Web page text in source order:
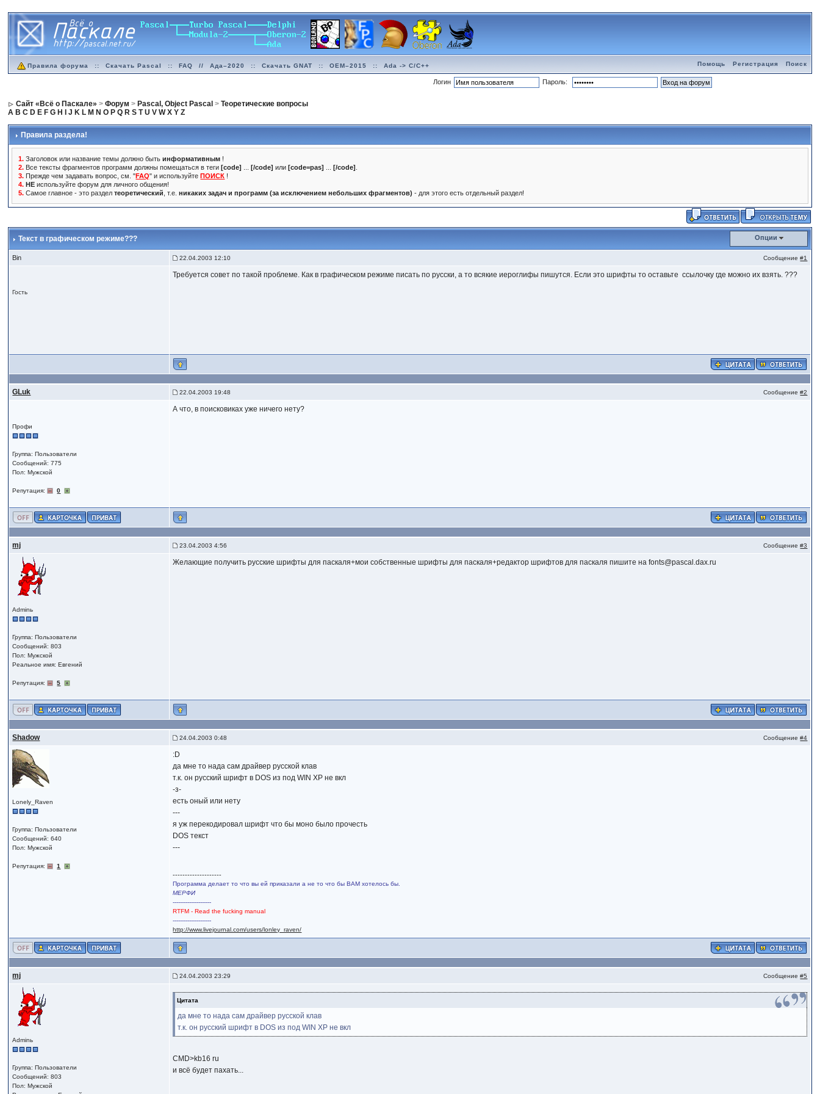
Правила форума :: Скачать Pascal :: FAQ // Ада–2020 :: Скачать GNAT :: OEM–2015 :: Ada -> C/C++ Помощь Регистрация Поиск
Логин Пароль:
Сайт «Всё о Паскале» >Форум > Pascal, Object Pascal >Теоретические вопросы
A B C D E F G H J K L M N O P Q R S T U V W X Y Z
Правила раздела!
1. Заголовок или название темы должно бытьинформативным !
2. Все тексты фрагментов программ должны помещаться в теги[code] ...[/code] или[code=pas] ...[/code]
3. Прежде чем задавать вопрос, см. "FAQ" и используйтеПОИСК !
4. НЕ используйте форум для личного общения!
5. Самое главное - это разделтеоретический , т.е.никаких задач и программ (за исключением небольших фрагментов) - для этого есть отдельный раздел!
Текст в графическом режиме??? Опции
Bin 22.04.2003 12:10 Сообщение#1
Гость
Требуется совет по такой проблеме. Как в графическом режиме писать по русски, а то всякие иероглифы пишутся. Если это шрифты то оставьте ссылочку где можно их взять. ???
GLuk 22.04.2003 19:48 Сообщение#2
Профи
Группа: Пользователи
Сообщений: 775
Пол: Мужской
Репутация: 0
А что, в поисковиках уже ничего нету?
mj 23.04.2003 4:56 Сообщение#3
Adminь
Группа: Пользователи
Сообщений: 803
Пол: Мужской
Реальное имя: Евгений
Репутация: 5
Желающие получить русские шрифты для паскаля+мои собственные шрифты для паскаля+редактор шрифтов для паскаля пишите на fonts@pascal.dax.ru
Shadow 24.04.2003 0:48 Сообщение#4
Lonely_Raven
Группа: Пользователи
Сообщений: 640
Пол: Мужской
Репутация: 1
:D
да мне то нада сам драйвер русской клав
т.к. он русский шрифт в DOS из под WIN XP не вкл
-з-
есть оный или нету
---
я уж перекодировал шрифт что бы моно было прочесть
DOS текст
---
--------------------
Программа делает то что вы ей приказали а не то что бы ВАМ хотелось бы.
МЕРФИ
---------------------
RTFM - Read the fucking manual
---------------------
http://www.livejournal.com/users/lonley_raven/
mj 24.04.2003 23:29 Сообщение#5
Adminь
Группа: Пользователи
Сообщений: 803
Пол: Мужской
Цитата
да мне то нада сам драйвер русской клав
т.к. он русский шрифт в DOS из под WIN XP не вкл
CMD>kb16 ru
и всё будет пахать...